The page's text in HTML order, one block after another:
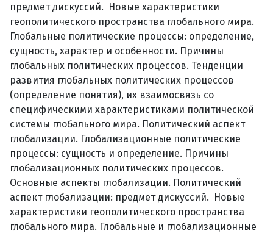
предмет дискуссий. Новые характеристики
геополитического пространства глобального мира.
Глобальные политические процессы: определение,
сущность, характер и особенности. Причины
глобальных политических процессов. Тенденции
развития глобальных политических процессов
(определение понятия), их взаимосвязь со
специфическими характеристиками политической
системы глобального мира. Политический аспект
глобализации. Глобализационные политические
процессы: сущность и определение. Причины
глобализационных политических процессов.
Основные аспекты глобализации. Политический
аспект глобализации: предмет дискуссий. Новые
характеристики геополитического пространства
глобального мира. Глобальные и глобализационные